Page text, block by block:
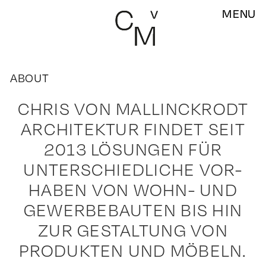
MENU
ABOUT
CHRIS VON MALLINCKRODT
ARCHITEKTUR FINDET SEIT
2013 LÖSUNGEN FÜR
UNTERSCHIEDLICHE VOR-
HABEN VON WOHN- UND
GEWERBEBAUTEN BIS HIN
ZUR GESTALTUNG VON
PRODUKTEN UND MÖBELN.
MENU